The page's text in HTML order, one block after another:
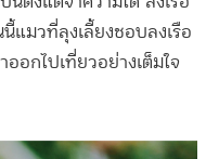
แมวที่ลุงเลี้ยงชอบลงเรือ
อกไปเที่ยวอย่างเต็มใจ